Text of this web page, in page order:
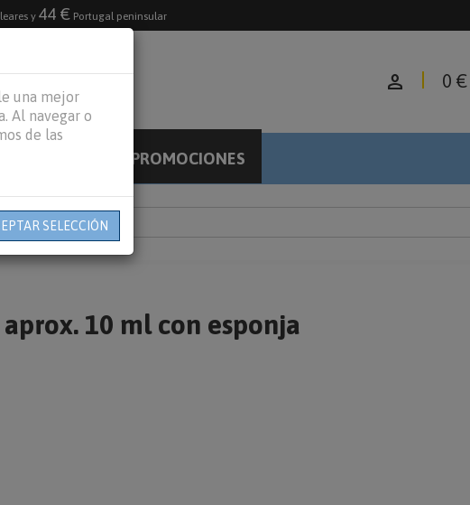
y 44 € Portugal peninsular
person 0 €
PROMOCIONES
10 ml con esponja
una mejor
Al navegar o
de las
SELECCIÓN